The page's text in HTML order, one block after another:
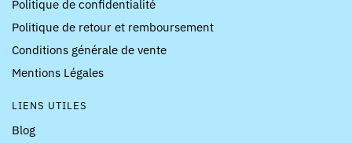
Politique de confidentialité
Politique de retour et remboursement
Conditions générale de vente
Mentions Légales
LIENS UTILES
Blog